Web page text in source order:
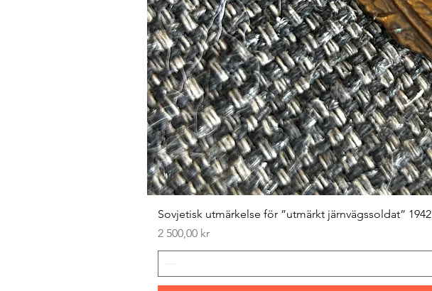
Sovjetisk utmärkelse för ”utmärkt järnvägssoldat” 1942
Pris
2 500,00 kr